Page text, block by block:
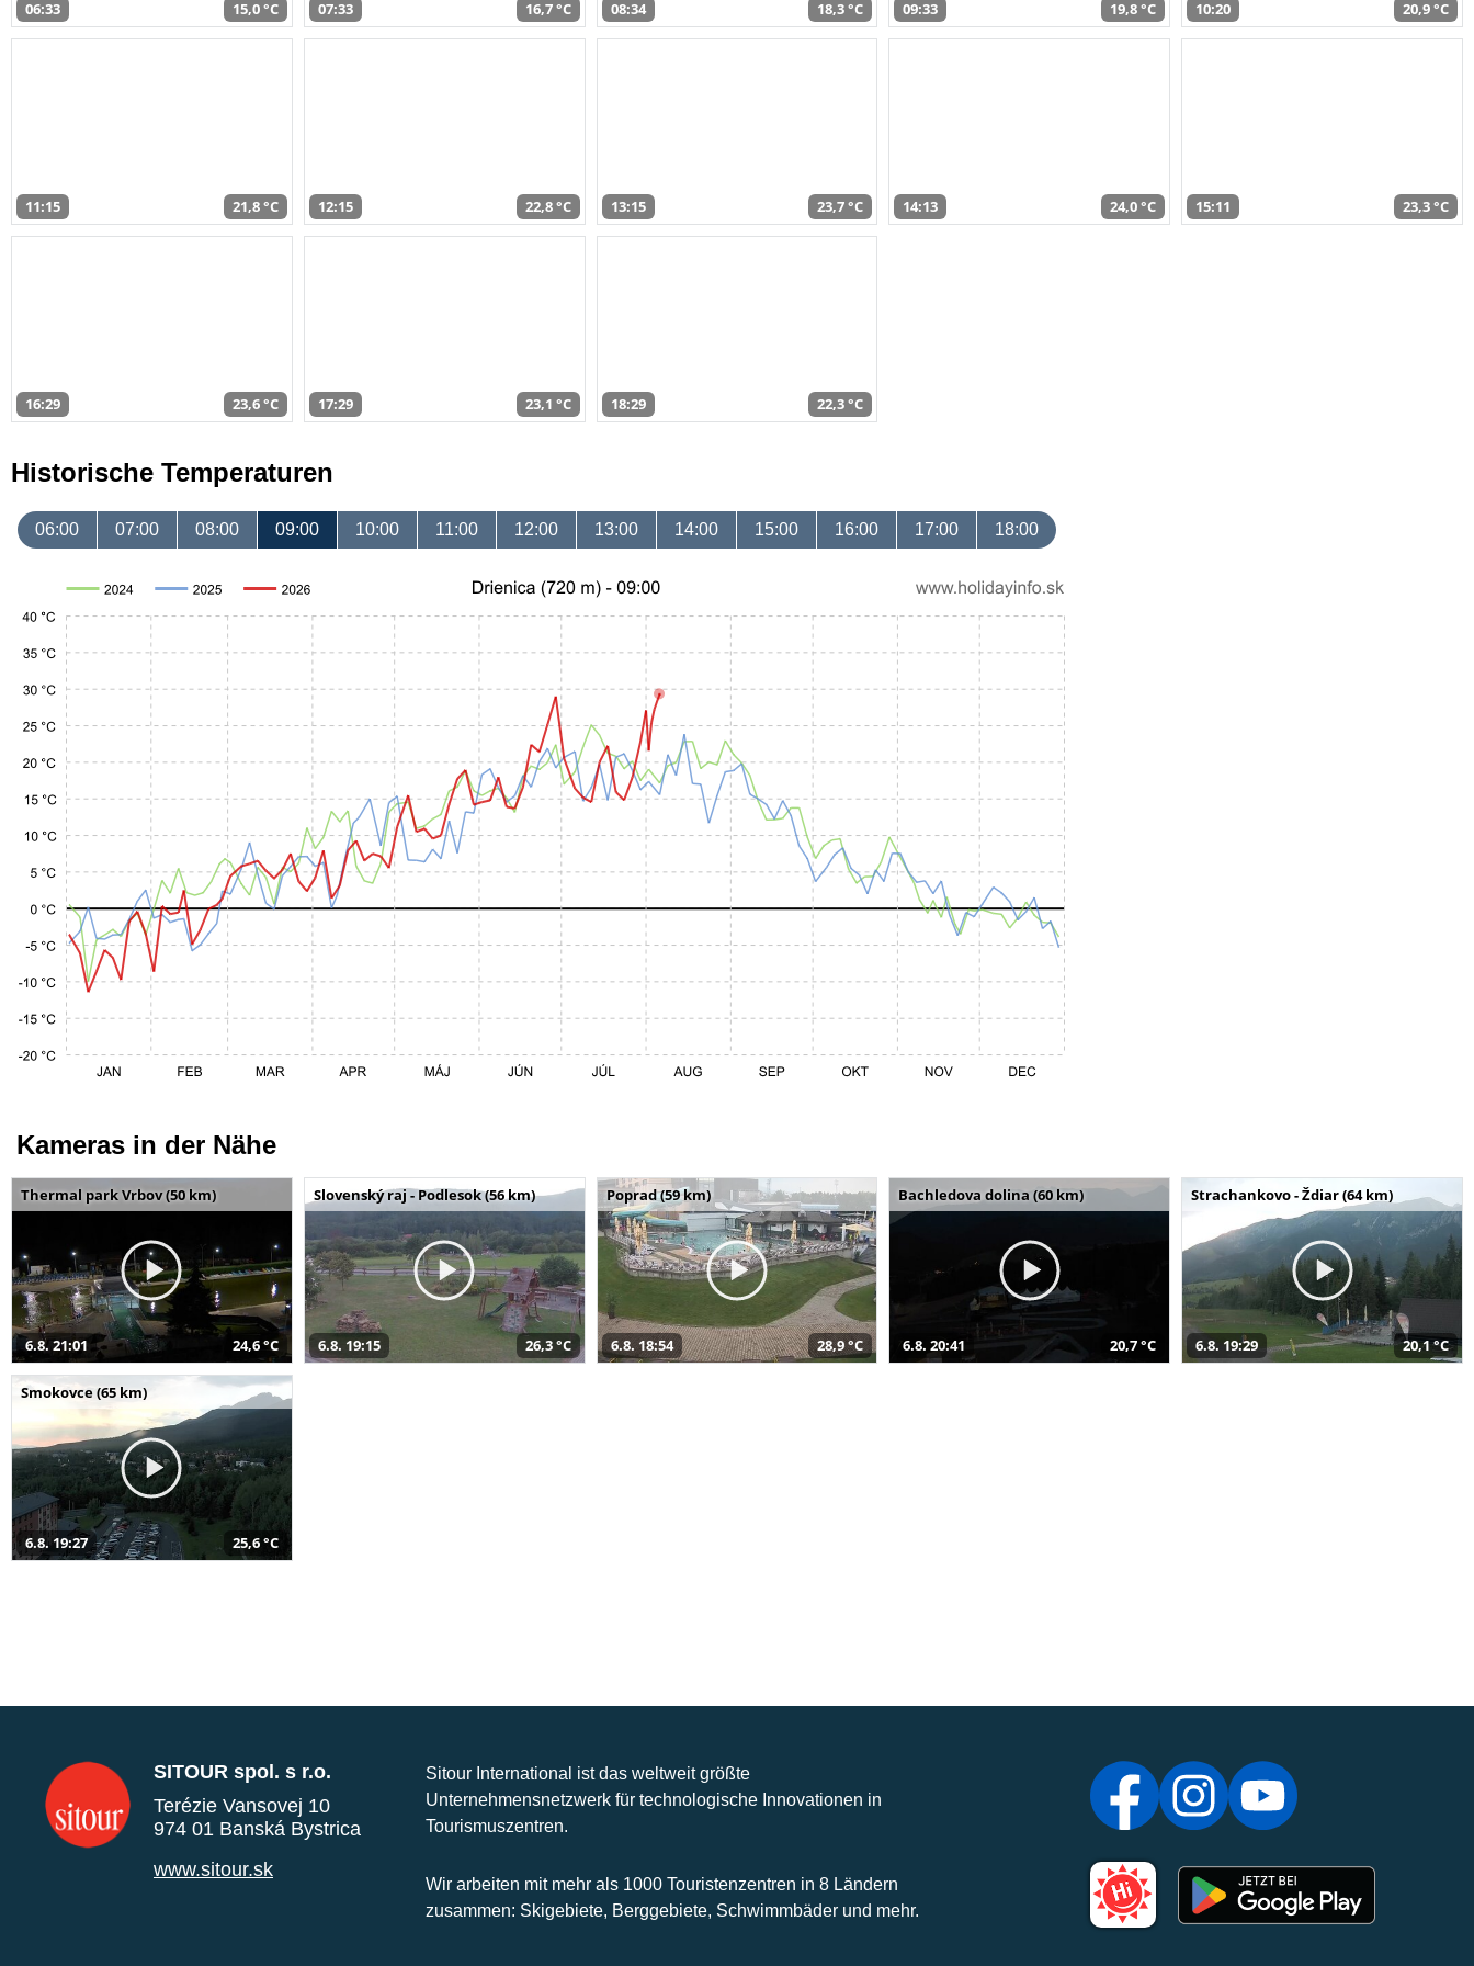
06:33 15,0 °C 07:33 16,7 °C 08:34 18,3 °C 09:33 19,8 °C 10:20 20,9 °C
11:15 21,8 °C 12:15 22,8 °C 13:15 23,7 °C 14:13 24,0 °C 15:11 23,3 °C
16:29 23,6 °C 17:29 23,1 °C 18:29 22,3 °C
Historische Temperaturen
06:00 07:00 08:00 09:00 10:00 11:00 12:00 13:00 14:00 15:00 16:00 17:00 18:00
Kameras in der Nähe
Thermal park Vrbov (50 km)
6.8. 21:01 24,6 °C
Slovenský raj - Podlesok (56 km)
6.8. 19:15 26,3 °C
Poprad (59 km)
6.8. 18:54 28,9 °C
Bachledova dolina (60 km)
6.8. 20:41 20,7 °C
Strachankovo - Ždiar (64 km)
6.8. 19:29 20,1 °C
Smokovce (65 km)
6.8. 19:27 25,6 °C
SITOUR spol. s r.o.
Terézie Vansovej 10
974 01 Banská Bystrica
www.sitour.sk
Sitour International ist das weltweit größte
Unternehmensnetzwerk für technologische Innovationen in
Tourismuszentren.
Wir arbeiten mit mehr als 1000 Touristenzentren in 8 Ländern
zusammen: Skigebiete, Berggebiete, Schwimmbäder und mehr.